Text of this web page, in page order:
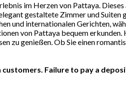
im Herzen von Pattaya.
gestaltete Zimmer und
und internationalen Gerichten,
von Pattaya bequem
zu genießen. Ob Sie einen
Failure to pay a